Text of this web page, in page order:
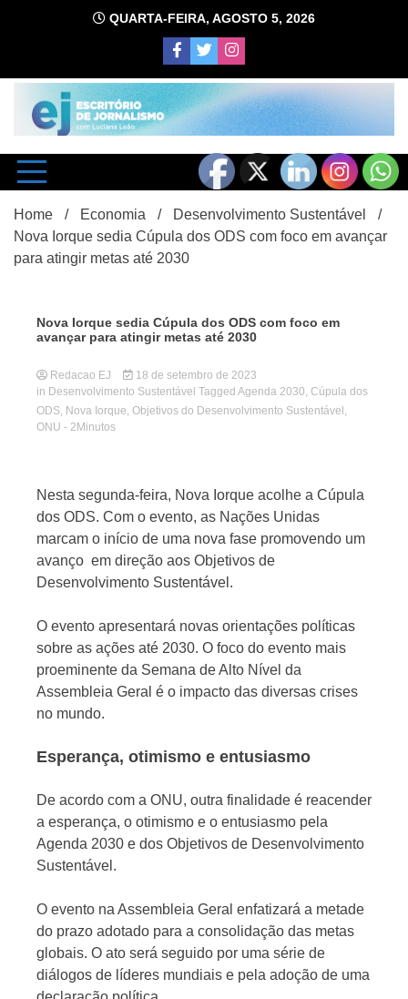
QUARTA-FEIRA, AGOSTO 5, 2026
de
com Luciana Leão
Home Economia
Desenvolvimento Sustentável
Nova Iorque sedia Cúpula dos ODS com foco em avançar
para atingir metas até 2030
Nova Iorque sedia Cúpula dos ODS com foco em
avançar para atingir metas até 2030
Redacao EJ
18 de setembro de 2023
in Desenvolvimento Sustentável Tagged Agenda 2030, Cúpula dos
ODS, Nova Iorque, Objetivos do Desenvolvimento Sustentável ,
ONU - 2Minutos
Nesta segunda-feira, Nova Iorque acolhe a Cúpula
dos ODS. Com o evento, as Nações Unidas
marcam o início de uma nova fase promovendo um
avanço em direção aos Objetivos de
Desenvolvimento Sustentável.
O evento apresentará novas orientações políticas
sobre as ações até 2030. O foco do evento mais
proeminente da Semana de Alto Nível da
Assembleia Geral é o impacto das diversas crises
no mundo.
Esperança, otimismo e entusiasmo
De acordo com a ONU, outra finalidade é reacender
a esperança, o otimismo e o entusiasmo pela
Agenda 2030 e dos Objetivos de Desenvolvimento
Sustentável.
O evento na Assembleia Geral enfatizará a metade
do prazo adotado para a consolidação das metas
globais. O ato será seguido por uma série de
diálogos de líderes mundiais e pela adoção de uma